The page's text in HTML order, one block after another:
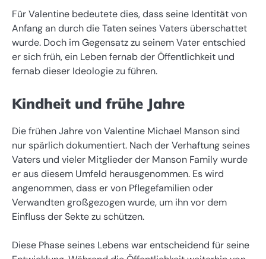
Für Valentine bedeutete dies, dass seine Identität von
Anfang an durch die Taten seines Vaters überschattet
wurde. Doch im Gegensatz zu seinem Vater entschied
er sich früh, ein Leben fernab der Öffentlichkeit und
fernab dieser Ideologie zu führen.
Kindheit und frühe Jahre
Die frühen Jahre von Valentine Michael Manson sind
nur spärlich dokumentiert. Nach der Verhaftung seines
Vaters und vieler Mitglieder der Manson Family wurde
er aus diesem Umfeld herausgenommen. Es wird
angenommen, dass er von Pflegefamilien oder
Verwandten großgezogen wurde, um ihn vor dem
Einfluss der Sekte zu schützen.
Diese Phase seines Lebens war entscheidend für seine